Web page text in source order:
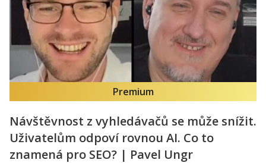
Premium
Návštěvnost z vyhledávačů se může snížit.
Uživatelům odpoví rovnou AI. Co to
znamená pro SEO? | Pavel Ungr